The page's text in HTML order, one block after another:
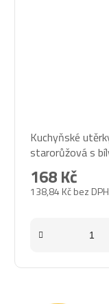
hodnocení
produktu
je
5,0
hvězdiček.
Kuchyňské
starorůžová s
138,84 Kč bez DPH
168 Kč